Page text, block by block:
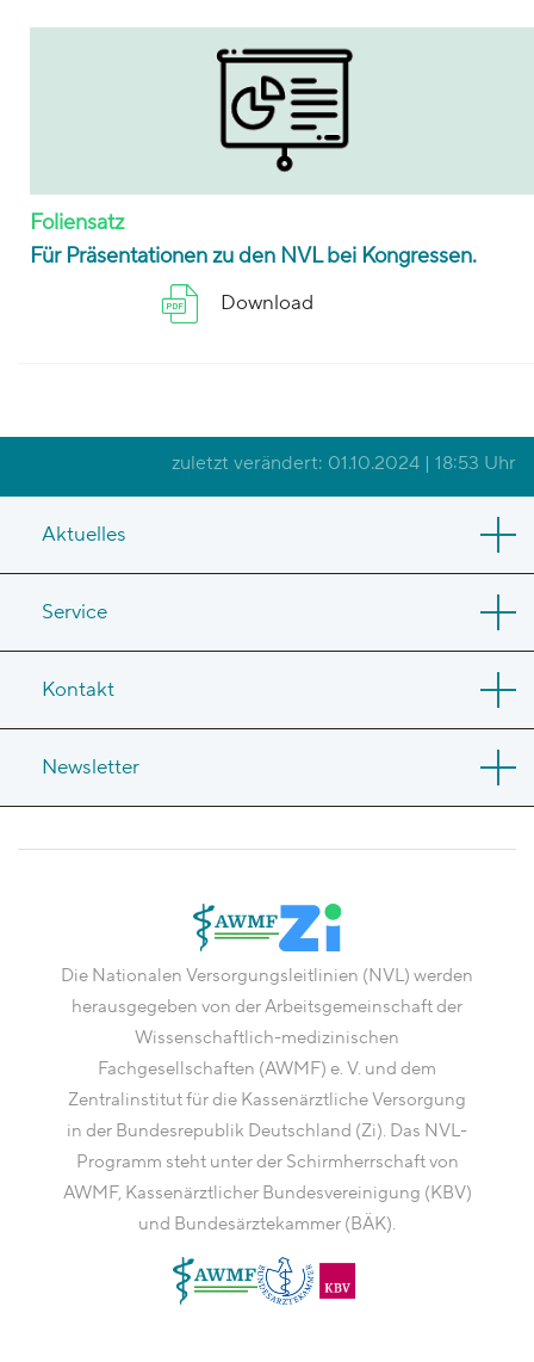
Foliensatz
Für Präsentationen zu den NVL bei Kongressen.
Download
zuletzt verändert: 01.10.2024 | 18:53 Uhr
Aktuelles
Service
Kontakt
Newsletter
Die Nationalen Versorgungsleitlinien (NVL) werden
herausgegeben von der Arbeitsgemeinschaft der
Wissenschaftlich-medizinischen
Fachgesellschaften (AWMF) e. V. und dem
Zentralinstitut für die Kassenärztliche Versorgung
in der Bundesrepublik Deutschland (Zi). Das NVL-
Programm steht unter der Schirmherrschaft von
AWMF, Kassenärztlicher Bundesvereinigung (KBV)
und Bundesärztekammer (BÄK).